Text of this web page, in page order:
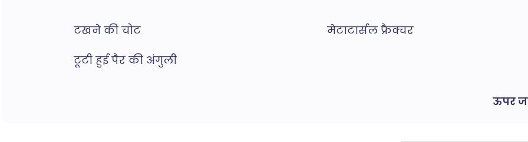
टखने की चोट
टूटी हुई पैर की अंगुली
मेटाटार्सल फ्रैक्चर
ऊपर